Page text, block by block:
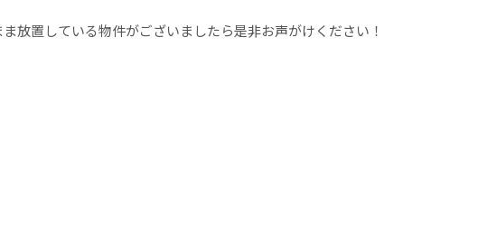
放置している物件がございましたら是非お声がけください！